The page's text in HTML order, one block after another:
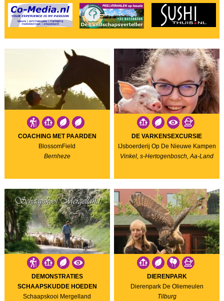
COACHING MET PAARDEN
BlossomField
Bernheze
DE VARKENSEXCURSIE
IJsboerderij Op De Nieuwe Kampen
Vinkel, s-Hertogenbosch, Aa-Land
DEMONSTRATIES
SCHAAPSKUDDE HOEDEN
Schaapskooi Mergelland
DIERENPARK
Dierenpark De Oliemeulen
Tilburg